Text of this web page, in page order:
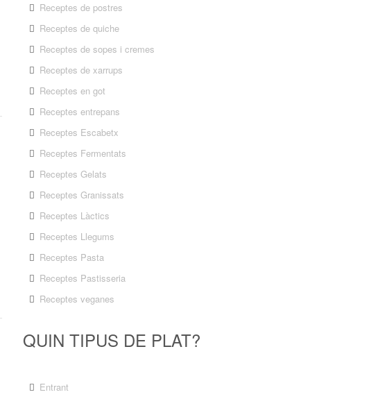
Receptes de postres
Receptes de quiche
Receptes de sopes i cremes
Receptes de xarrups
Receptes en got
Receptes entrepans
Receptes Escabetx
Receptes Fermentats
Receptes Gelats
Receptes Granissats
Receptes Làctics
Receptes Llegums
Receptes Pasta
Receptes Pastisseria
Receptes veganes
QUIN TIPUS DE PLAT?
Entrant